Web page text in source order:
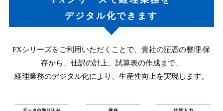
デジタル化できます
FXシリーズをご利⽤いただくことで、貴社の証憑の整理‧保
存から、仕訳の計上、試算表の作成まで、
経理業務のデジタル化により、⽣産性向上を実現します。